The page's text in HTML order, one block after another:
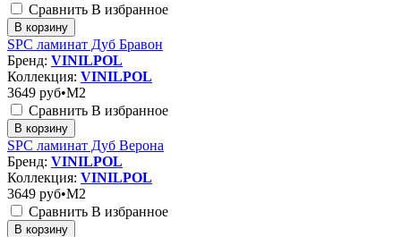
Сравнить В избранное
В корзину
SPC ламинат Дуб Бравон
Бренд: VINILPOL
Коллекция: VINILPOL
3649 руб•M2
Сравнить В избранное
В корзину
SPC ламинат Дуб Верона
Бренд: VINILPOL
Коллекция: VINILPOL
3649 руб•M2
Сравнить В избранное
В корзину